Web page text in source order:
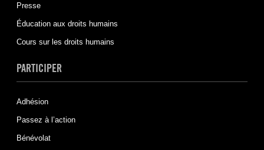
Presse
Éducation aux droits humains
Cours sur les droits humains
PARTICIPER
Adhésion
Passez à l’action
Bénévolat